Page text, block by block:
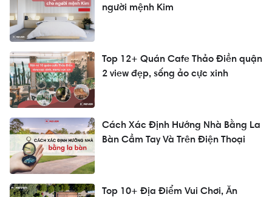
người mệnh Kim
Top 12+ Quán Cafe Thảo Điền quận
2 view đẹp, sống ảo cực xinh
Cách Xác Định Hướng Nhà Bằng La
Bàn Cầm Tay Và Trên Điện Thoại
Top 10+ Địa Điểm Vui Chơi, Ăn